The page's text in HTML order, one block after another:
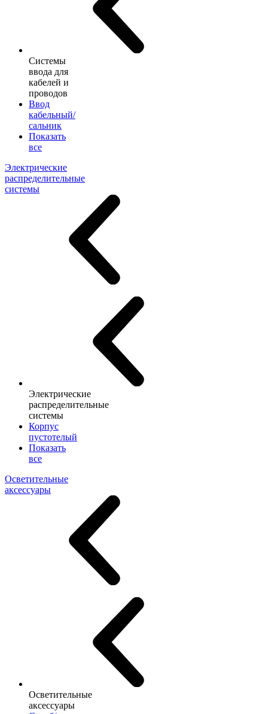
Системы
ввода для
кабелей и
проводов
Ввод
кабельный/
сальник
Показать
все
Электрические
распределительные
системы
Электрические
распределительные
системы
Корпус
пустотелый
Показать
все
Осветительные
аксессуары
Осветительные
аксессуары